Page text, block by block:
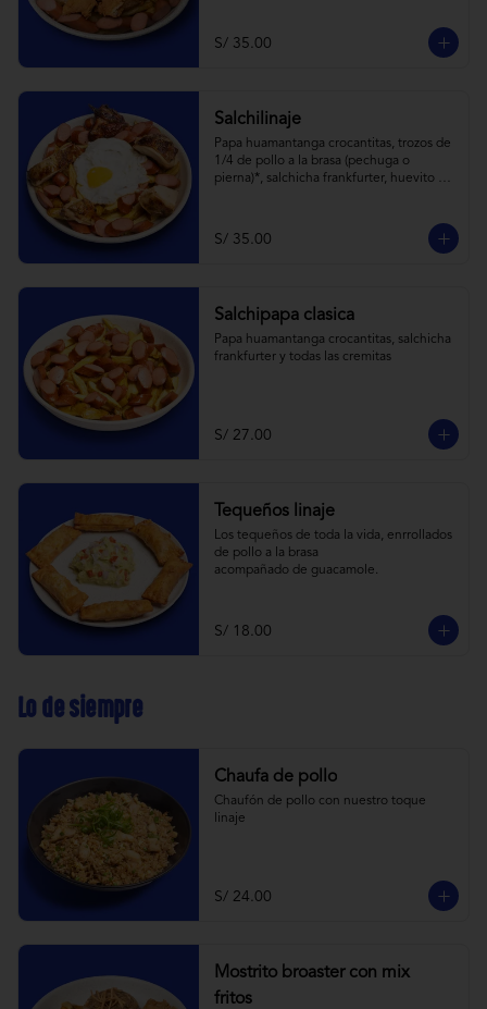
S/ 35.00
Salchilinaje
Papa huamantanga crocantitas, trozos de
1/4 de pollo a la brasa (pechuga o
pierna)*, salchicha frankfurter, huevito
o pierna es sujeta a stock.
S/ 35.00
Salchipapa clasica
Papa huamantanga crocantitas, salchicha
frankfurter y todas las cremitas
S/ 27.00
Tequeños linaje
Los tequeños de toda la vida, enrrollados
de pollo a la brasa
acompañado de guacamole.
S/ 18.00
Lo de siempre
Chaufa de pollo
Chaufón de pollo con nuestro toque
linaje
S/ 24.00
Mostrito broaster con mix
fritos